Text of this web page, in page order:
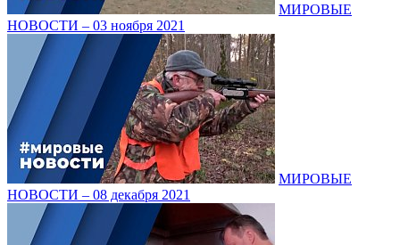
МИРОВЫЕ
НОВОСТИ – 03 ноября 2021
МИРОВЫЕ
НОВОСТИ – 08 декабря 2021